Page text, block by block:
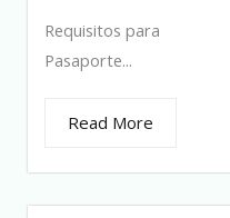
Requisitos para
Pasaporte...
Read More